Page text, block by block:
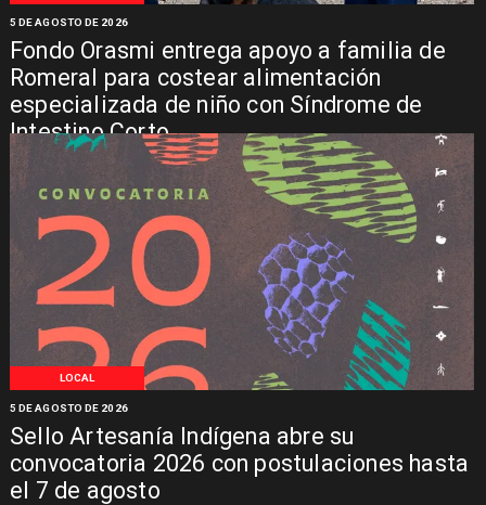
Fondo Orasmi entrega apoyo a familia de
Romeral para costear alimentación
especializada de niño con Síndrome de
Intestino Corto
5 DE AGOSTO DE 2026
LOCAL
Sello Artesanía Indígena abre su
convocatoria 2026 con postulaciones hasta
el 7 de agosto
5 DE AGOSTO DE 2026